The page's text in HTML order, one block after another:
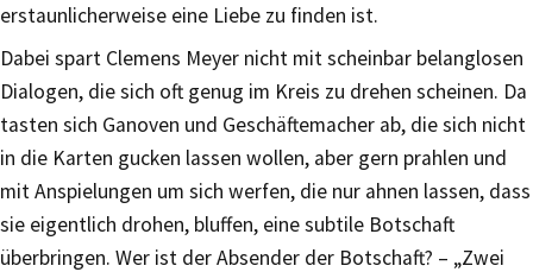
erstaunlicherweise eine Liebe zu finden ist.
Dabei spart Clemens Meyer nicht mit scheinbar belanglosen
Dialogen, die sich oft genug im Kreis zu drehen scheinen. Da
tasten sich Ganoven und Geschäftemacher ab, die sich nicht
in die Karten gucken lassen wollen, aber gern prahlen und
mit Anspielungen um sich werfen, die nur ahnen lassen, dass
sie eigentlich drohen, bluffen, eine subtile Botschaft
überbringen. Wer ist der Absender der Botschaft? – „Zwei